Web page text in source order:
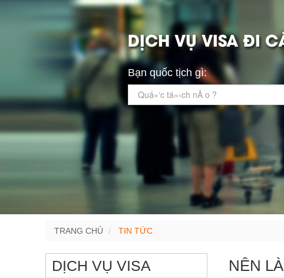
DỊCH VỤ VISA ĐI
Bạn quốc tịch gì:
Quá»‘c tá»‹ch nÃ o ?
TRANG CHỦ TIN TỨC
DỊCH VỤ VISA NÊN